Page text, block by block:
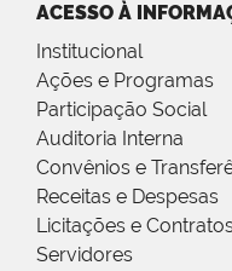
ACESSO À
Institucional
Ações e Programas
Participação Social
Auditoria Interna
Convênios e
Receitas e Despesas
Licitações e
Servidores